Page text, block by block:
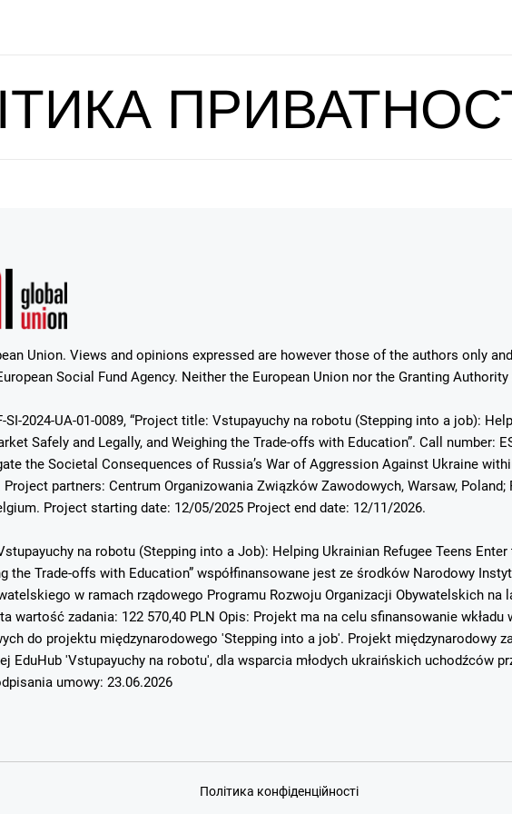
Union. Views and opinions expressed are however those of the authors only
Social Fund Agency. Neither the European Union nor the Granting
SI-2024-UA-01-0089, “Project title: Vstupayuchy na robotu (Stepping into a job):
Safely and Legally, and Weighing the Trade-offs with Education”. Call number:
the Societal Consequences of Russia’s War of Aggression Against Ukraine
partners: Centrum Organizowania Związków Zawodowych, Warsaw, Poland;
Project starting date: 12/05/2025 Project end date: 12/11/2026.
na robotu (Stepping into a Job): Helping Ukrainian Refugee Teens
the Trade-offs with Education” współfinansowane jest ze środków Narodowy
w ramach rządowego Programu Rozwoju Organizacji Obywatelskich na
wartość zadania: 122 570,40 PLN Opis: Projekt ma na celu sfinansowanie
do projektu międzynarodowego 'Stepping into a job'. Projekt międzynarodowy
EduHub 'Vstupayuchy na robotu', dla wsparcia młodych ukraińskich uchodźców
umowy: 23.06.2026
Політика конфіденційності